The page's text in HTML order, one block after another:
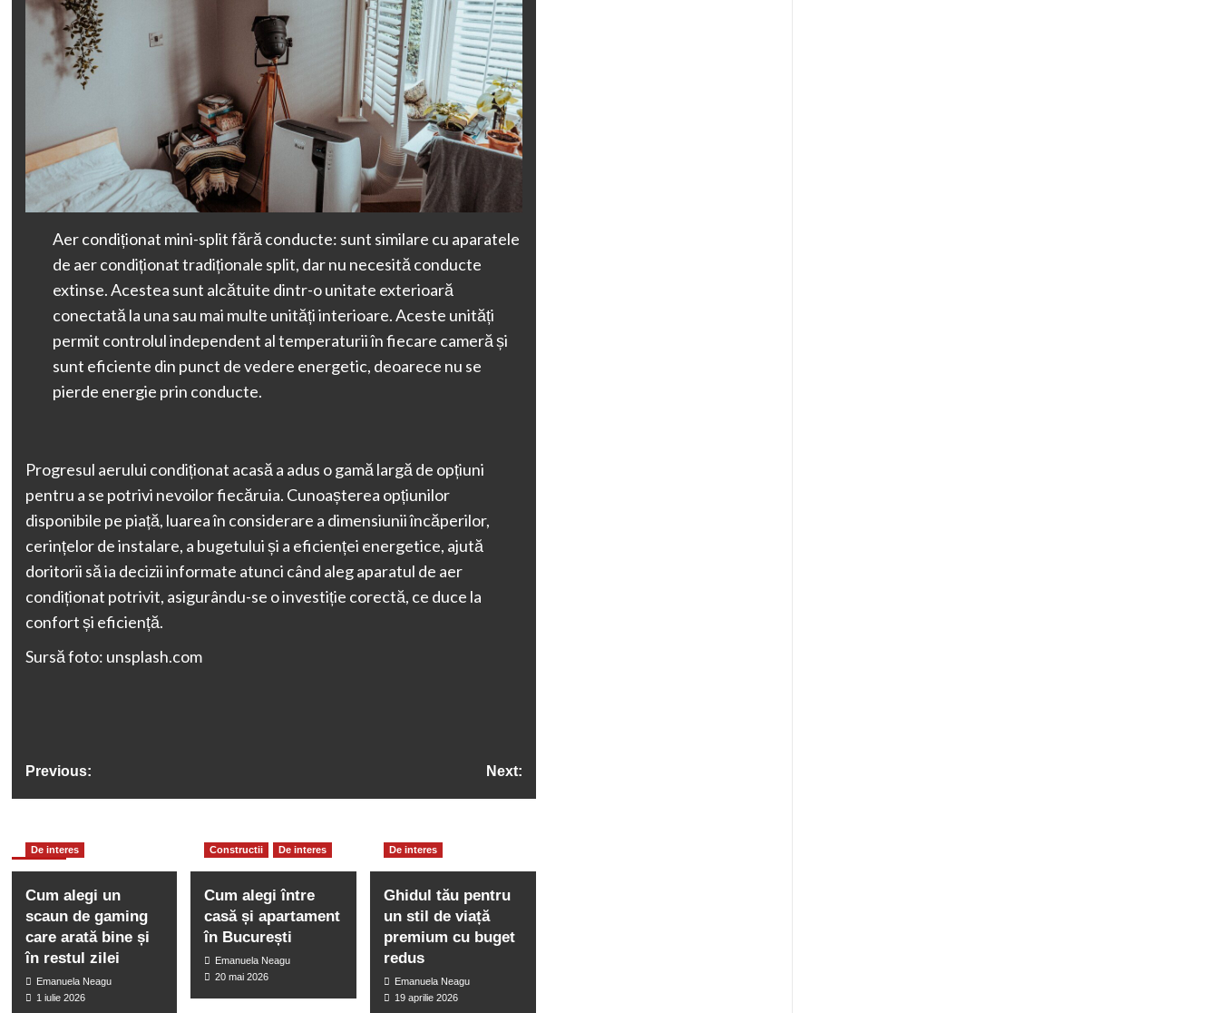
Aer condiționat mini-split fără conducte: sunt similare cu aparatele
de aer condiționat tradiționale split, dar nu necesită conducte
extinse. Acestea sunt alcătuite dintr-o unitate exterioară
conectată la una sau mai multe unități interioare. Aceste unități
permit controlul independent al temperaturii în fiecare cameră și
sunt eficiente din punct de vedere energetic, deoarece nu se
pierde energie prin conducte.
Progresul aerului condiționat acasă a adus o gamă largă de opțiuni
pentru a se potrivi nevoilor fiecăruia. Cunoașterea opțiunilor
disponibile pe piață, luarea în considerare a dimensiunii încăperilor,
cerințelor de instalare, a bugetului și a eficienței energetice, ajută
doritorii să ia decizii informate atunci când aleg aparatul de aer
condiționat potrivit, asigurându-se o investiție corectă, ce duce la
confort și eficiență.
Sursă foto: unsplash.com
Previous: Next:
More Stories
De interes
Cum alegi un
scaun de gaming
care arată bine și
în restul zilei
Emanuela Neagu
1 iulie 2026
Constructii De interes
Cum alegi între
casă și apartament
în București
Emanuela Neagu
20 mai 2026
De interes
Ghidul tău pentru
un stil de viață
premium cu buget
redus
Emanuela Neagu
19 aprilie 2026